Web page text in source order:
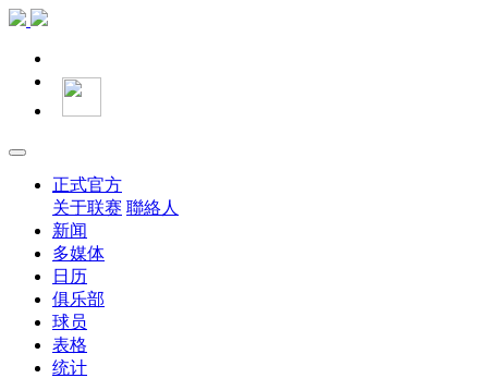
正式官方
关于联赛 聯絡人
新闻
多媒体
日历
俱乐部
球员
表格
统计